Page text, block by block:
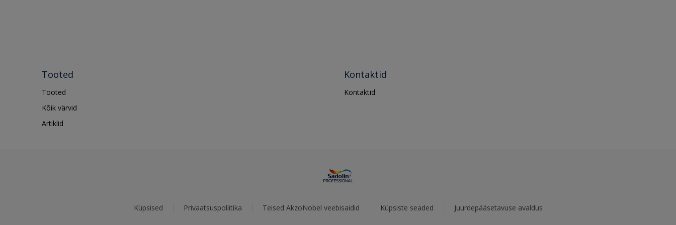
Tooted
Tooted
Kõik värvid
Artiklid
Kontaktid
Kontaktid
Küpsised Privaatsuspoliitika Teised AkzoNobel veebisaidid Küpsiste seaded Juurdepääsetavuse avaldus